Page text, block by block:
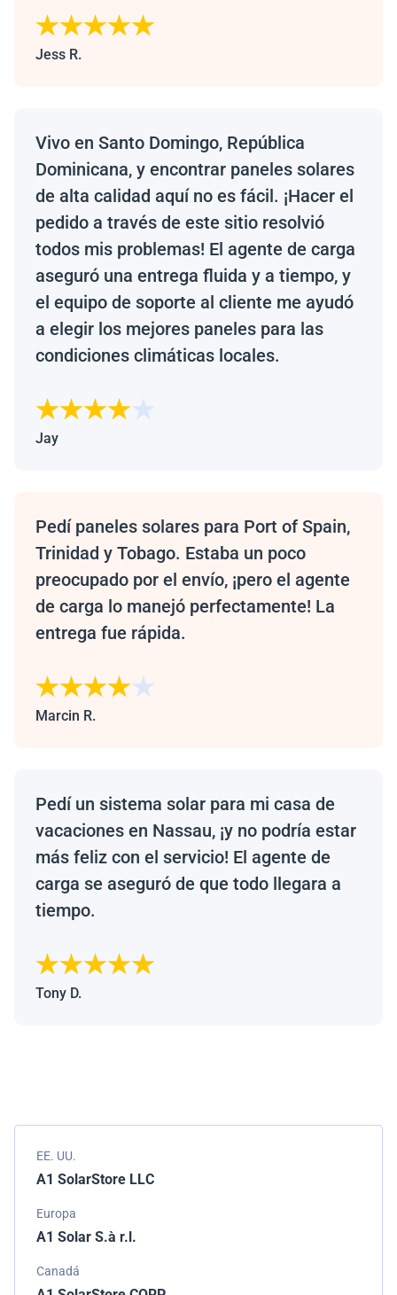
Jess R.
Vivo en Santo Domingo, República
Dominicana, y encontrar paneles solares
de alta calidad aquí no es fácil. ¡Hacer el
pedido a través de este sitio resolvió
todos mis problemas! El agente de carga
aseguró una entrega fluida y a tiempo, y
el equipo de soporte al cliente me ayudó
a elegir los mejores paneles para las
condiciones climáticas locales.
Jay
Pedí paneles solares para Port of Spain,
Trinidad y Tobago. Estaba un poco
preocupado por el envío, ¡pero el agente
de carga lo manejó perfectamente! La
entrega fue rápida.
Marcin R.
Pedí un sistema solar para mi casa de
vacaciones en Nassau, ¡y no podría estar
más feliz con el servicio! El agente de
carga se aseguró de que todo llegara a
tiempo.
Tony D.
EE. UU.
A1 SolarStore LLC
Europa
A1 Solar S.à r.l.
Canadá